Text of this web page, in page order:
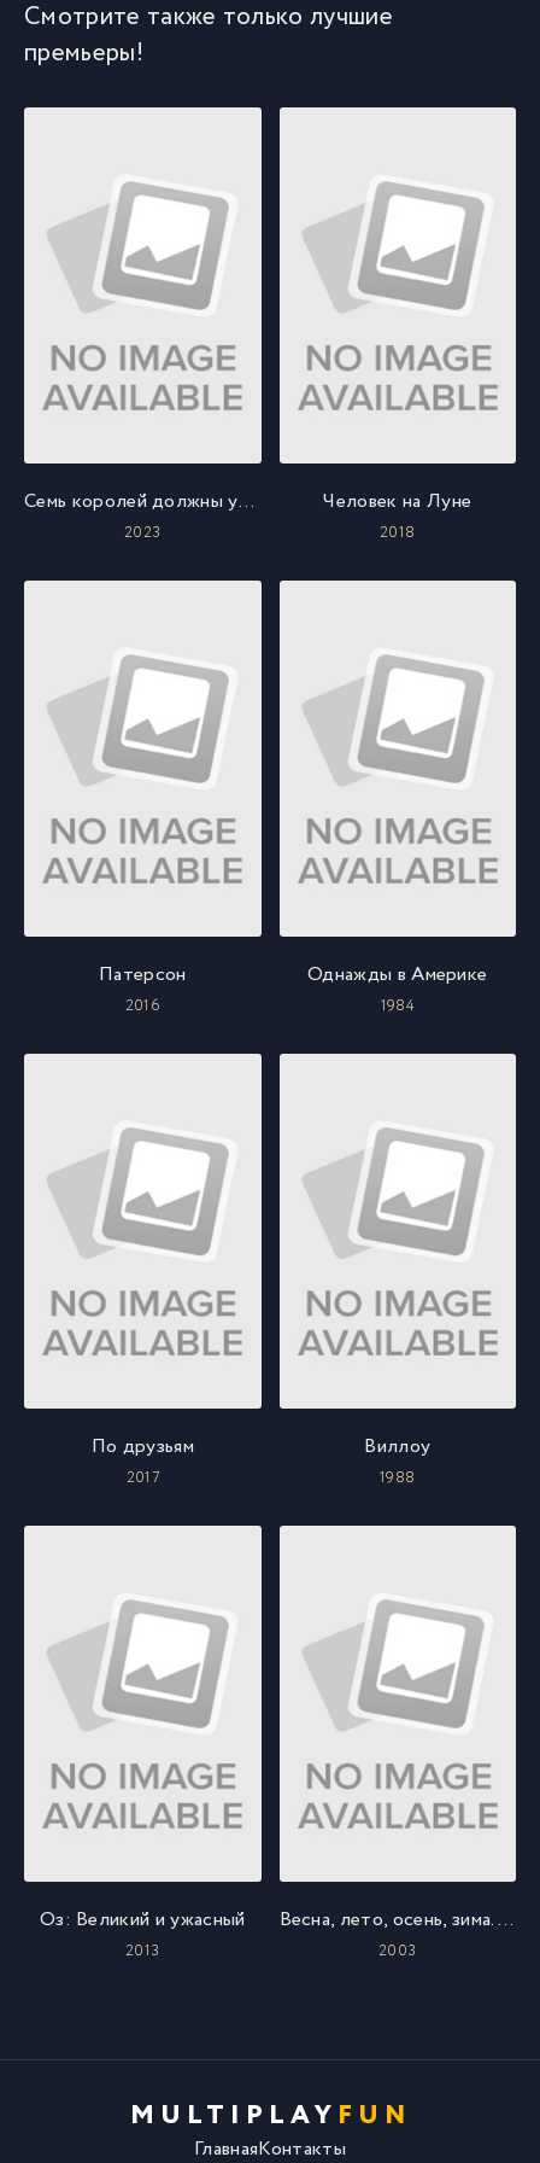
Смотрите также только лучшие
премьеры!
Cемь королей должны умереть
2023
Человек на Луне
2018
Патерсон
2016
Однажды в Америке
1984
По друзьям
2017
Виллоу
1988
Оз: Великий и ужасный
2013
Весна, лето, осень, зима... и снова весна
2003
MULTIPLAY FUN
ГлавнаяКонтакты